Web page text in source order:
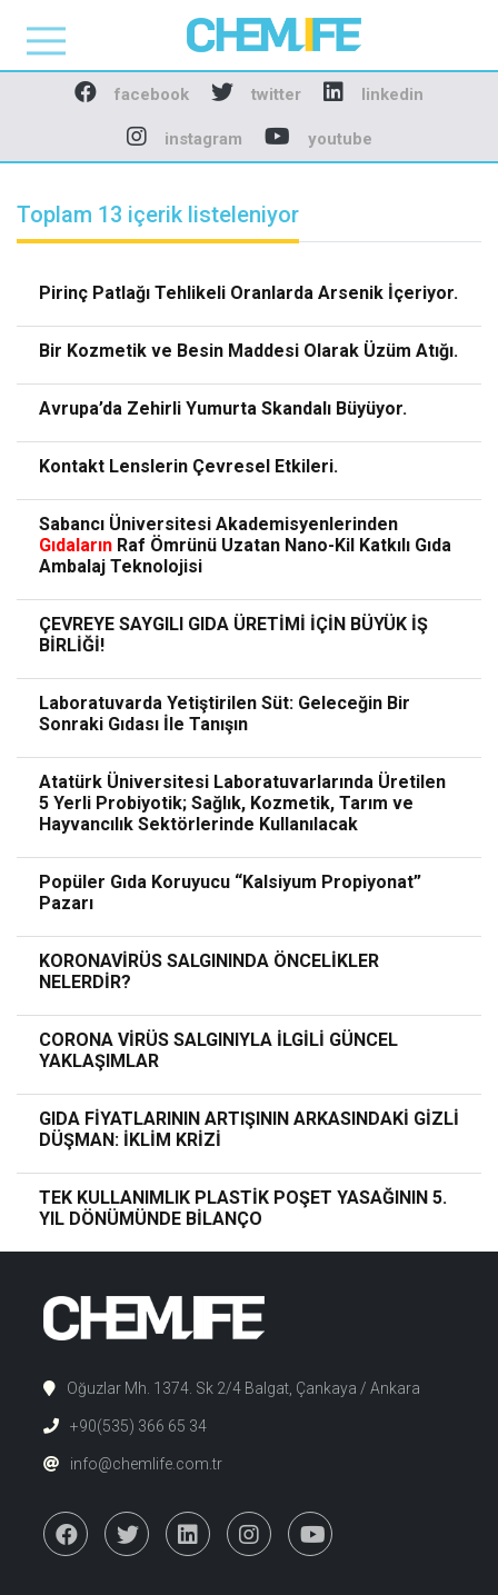
Chemlife - Basılı ve
facebook twitter linkedin
instagram youtube
Toplam 13 içerik listeleniyor
Pirinç Patlağı Tehlikeli Oranlarda Arsenik İçeriyor.
Bir Kozmetik ve Besin Maddesi Olarak Üzüm Atığı.
Avrupa’da Zehirli Yumurta Skandalı Büyüyor.
Kontakt Lenslerin Çevresel Etkileri.
Sabancı Üniversitesi Akademisyenlerinden
Gıdaların Raf Ömrünü Uzatan Nano-Kil Katkılı Gıda
Ambalaj Teknolojisi
ÇEVREYE SAYGILI GIDA ÜRETİMİ İÇİN BÜYÜK İŞ
BİRLİĞİ!
Laboratuvarda Yetiştirilen Süt: Geleceğin Bir
Sonraki Gıdası İle Tanışın
Atatürk Üniversitesi Laboratuvarlarında Üretilen
5 Yerli Probiyotik; Sağlık, Kozmetik, Tarım ve
Hayvancılık Sektörlerinde Kullanılacak
Popüler Gıda Koruyucu “Kalsiyum Propiyonat”
Pazarı
KORONAVİRÜS SALGININDA ÖNCELİKLER
NELERDİR?
CORONA VİRÜS SALGINIYLA İLGİLİ GÜNCEL
YAKLAŞIMLAR
GIDA FİYATLARININ ARTIŞININ ARKASINDAKİ GİZLİ
DÜŞMAN: İKLİM KRİZİ
TEK KULLANIMLIK PLASTİK POŞET YASAĞININ 5.
YIL DÖNÜMÜNDE BİLANÇO
Oğuzlar Mh. 1374. Sk 2/4 Balgat, Çankaya / Ankara
+90(535) 366 65 34
info@chemlife.com.tr